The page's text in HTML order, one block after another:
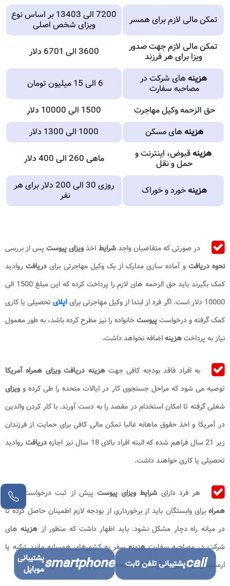
تمکن مالی لازم برای همسر
7200 الی 13403 بر اساس نوع
ویزای شخص اصلی
تمکن مالی لازم جهت صدور
ویزا برای هر فرزند
3600 الی 6701 دلار
هزینههای شرکت در
مصاحبه سفارت
6 الی 15 میلیون تومان
حق الزحمه وکیل مهاجرت
1500 الی 10000 دلار
هزینههای مسکن
1000 الی 1300 دلار
هزینهقبوض، اینترنت و
حمل و نقل
ماهی 260 الی 400 دلار
هزینهخورد و خوراک
روزی 30 الی 200 دلار برای هر
نفر
در صورتی که متقاضیان واجدشرایط اخذویزای پیوست پس از بررسی
نحوه دریافت و آماده سازی مدارک از یک وکیل مهاجرتی برای دریافت روادید
کمک بگیرند باید حق الزحمه های لازم را پرداخت کرده که این مبلغ 1500 الی
10000 دلار است. اگر فرد از ابتدا از وکیل مهاجرتی برای
اپلایتحصیلی یا کاری
کمک گرفته و درخواستپیوستخانواده را نیز مطرح کرده باشد، به طور معمول
نیاز به پرداختهزینهاضافه نخواهد داشت.
به افراد فاقد بودجه کافی جهتهزینه دریافت ویزای همراه آمریکا
توصیه می شود که مراحل جستجوی کار در ایالات متحده را طی کرده و ویزای
شغلی گرفته تا امکان استخدام در مقصد را به دست آورند. با کار کردن والدین
در آمریکا و اخذ حقوق ماهانه غالبا تمکن مالی کافی برای حمایت از فرزندان
زیر 21 سال فراهم شده که البته افراد بالای 18 سال نیز اجازه
دریافت روادید
تحصیلی یا کاری خواهند داشت.
هر فرد دارای شرایط ویزای پیوست پیش از ثبت درخواست
ویزای
همراهبرای وابستگان باید از برخورداری از بودجه لازم اطمینان حاصل کرده تا
در میانه راه دچار مشکل نشود. باید اظهار داشت که منظور از هزینههای
شرکت در مصاحبه سفارتهزینهسفر به کشورهای همسایه مانند ترکیه یا
ارمنستان بوده زیرا سفارت ایالات متحده در ایران فعالیت ندارد.
callپشتیبانی تلفن ثابت smartphoneپشتیبانی
موبایل